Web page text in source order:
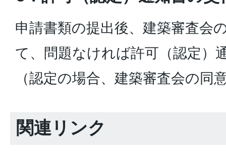
申請書類の提出後、建築審査会
て、問題なければ許可（認定）
（認定の場合、建築審査会の同
関連リンク